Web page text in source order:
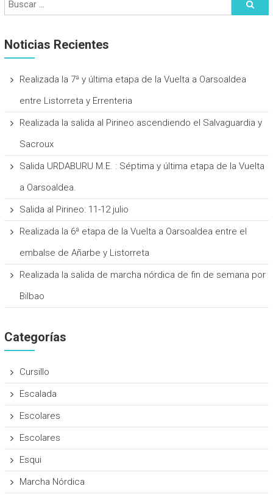
Noticias Recientes
Realizada la 7ª y última etapa de la Vuelta a Oarsoaldea
entre Listorreta y Errenteria
Realizada la salida al Pirineo ascendiendo el Salvaguardia y
Sacroux
Salida URDABURU M.E. : Séptima y última etapa de la Vuelta
a Oarsoaldea.
Salida al Pirineo: 11-12 julio
Realizada la 6ª etapa de la Vuelta a Oarsoaldea entre el
embalse de Añarbe y Listorreta
Realizada la salida de marcha nórdica de fin de semana por
Bilbao
Categorías
Cursillo
Escalada
Escolares
Escolares
Esqui
Marcha Nórdica